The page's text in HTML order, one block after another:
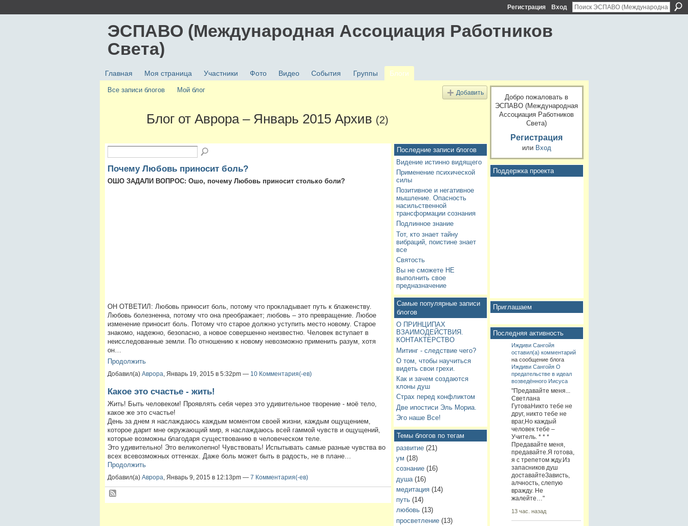
Регистрация Вход
ЭСПАВО (Международная Ассоциация Работников
Света)
Главная Моя страница Участники Фото Видео События Группы Блоги
Все записи блогов Мой блог Добавить
Блог от Аврора – Январь 2015 Архив (2)
Почему Любовь приносит боль?
ОШО ЗАДАЛИ ВОПРОС: Ошо, почему Любовь приносит столько боли?
ОН ОТВЕТИЛ: Любовь приносит боль, потому что прокладывает путь к блаженству.
Любовь болезненна, потому что она преображает; любовь – это превращение. Любое
изменение приносит боль. Потому что старое должно уступить место новому. Старое
знакомо, надежно, безопасно, а новое совершенно неизвестно. Человек вступает в
неисследованные земли. По отношению к новому невозможно применить разум, хотя
он…
Продолжить
Добавил(а) Аврора, Январь 19, 2015 в 5:32pm — 10 Комментария(-ев)
Какое это счастье - жить!
Жить! Быть человеком! Проявлять себя через это удивительное творение - моё тело,
какое же это счастье!
День за днем я наслаждаюсь каждым моментом своей жизни, каждым ощущением,
которое дарит мне окружающий мир, я наслаждаюсь всей гаммой чувств и ощущений,
которые возможны благодаря существованию в человеческом теле.
Это удивительно! Это великолепно! Чувствовать! Испытывать самые разные чувства во
всех всевозможных оттенках. Даже боль может быть в радость, не в плане…
Продолжить
Добавил(а) Аврора, Январь 9, 2015 в 12:13pm — 7 Комментария(-ев)
Последние записи блогов
Видение истинно видящего
Применение психической
силы
Позитивное и негативное
мышление. Опасность
насильственной
трансформации сознания
Подлинное знание
Тот, кто знает тайну
вибраций, поистине знает
все
Святость
Вы не сможете НЕ
выполнить свое
предназначение
Самые популярные записи
блогов
О ПРИНЦИПАХ
ВЗАИМОДЕЙСТВИЯ.
КОНТАКТЕРСТВО
Митинг - следствие чего?
О том, чтобы научиться
видеть свои грехи.
Как и зачем создаются
клоны душ
Страх перед конфликтом
Две ипостиси Эль Мориа.
Эго наше Все!
Темы блогов по тегам
развитие(21)
ум (18)
сознание(16)
душа(16)
медитация(14)
путь(14)
любовь(13)
просветление(13)
Добро пожаловать в
ЭСПАВО (Международная
Ассоциация Работников
Света)
Регистрация
или Вход
Поддержка проекта
Приглашаем
Последняя активность
Иждиви Сангойя
оставил(а) комментарий
на сообщение блога
Иждиви Сангойя О
предательстве в идеал
возведённого Иисуса
"Предавайте меня...
Светлана
ГутоваНикто тебе не
друг, никто тебе не
враг,Но каждый
человек тебе –
Учитель. * * *
Предавайте меня,
предавайте.Я готова,
я с трепетом жду.Из
запасников душ
доставайтеЗависть,
алчность, слепую
вражду. Не
жалейте…"
13 час. назад